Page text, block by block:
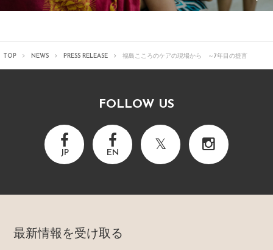
TOP NEWS PRESS RELEASE 福島こころのケアの現場から ～7年目の提言
FOLLOW US
JP EN
最新情報を受け取る